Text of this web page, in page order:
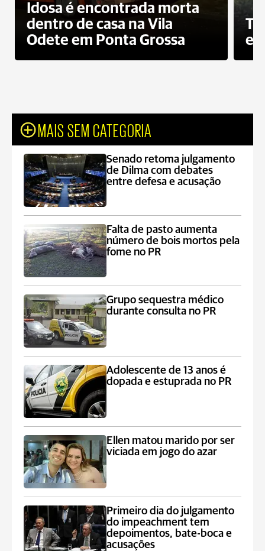
Idosa é encontrada morta
dentro de casa na Vila
Odete em Ponta Grossa
e
MAIS SEM CATEGORIA
Senado retoma julgamento
de Dilma com debates
entre defesa e acusação
Falta de pasto aumenta
número de bois mortos pela
fome no PR
Grupo sequestra médico
durante consulta no PR
Adolescente de 13 anos é
dopada e estuprada no PR
Ellen matou marido por ser
viciada em jogo do azar
Primeiro dia do julgamento
do impeachment tem
depoimentos, bate-boca e
acusações